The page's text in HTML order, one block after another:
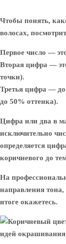
Чтобы понять,
волосах,
Первое число —
Вторая цифра —
точки).
Третья цифра —
до 50% оттенка).
Цифра или два в
исключительно
определяется
коричневого до
На
направления
итоге окажетесь.